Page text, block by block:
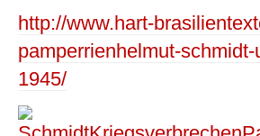
http://www.hart-
pamperrienhelmut-
1945/